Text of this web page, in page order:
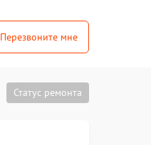
Перезвоните мне
Статус ремонта